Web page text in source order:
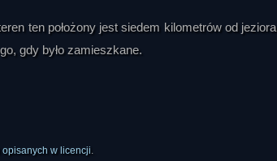
ten położony jest siedem kilometrów od jeziora
gdy było zamieszkane.
opisanych w licencji.